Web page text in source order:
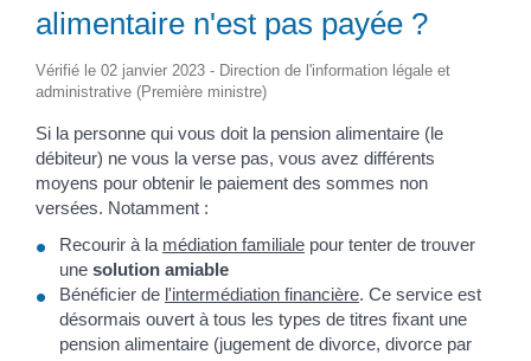
alimentaire n'est pas payée ?
Vérifié le 02 janvier 2023 - Direction de l'information légale et
administrative (Première ministre)
Si la personne qui vous doit la pension alimentaire (le
débiteur) ne vous la verse pas, vous avez différents
moyens pour obtenir le paiement des sommes non
versées. Notamment :
Recourir à la médiation familiale pour tenter de trouver
une solution amiable
Bénéficier de l'intermédiation financière. Ce service est
désormais ouvert à tous les types de titres fixant une
pension alimentaire (jugement de divorce, divorce par